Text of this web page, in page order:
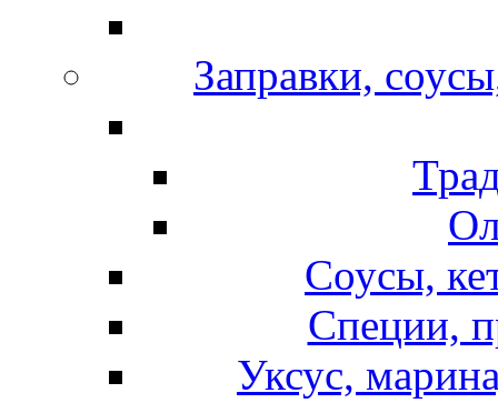
Заправки,
Соусы,
Специи,
Уксус,